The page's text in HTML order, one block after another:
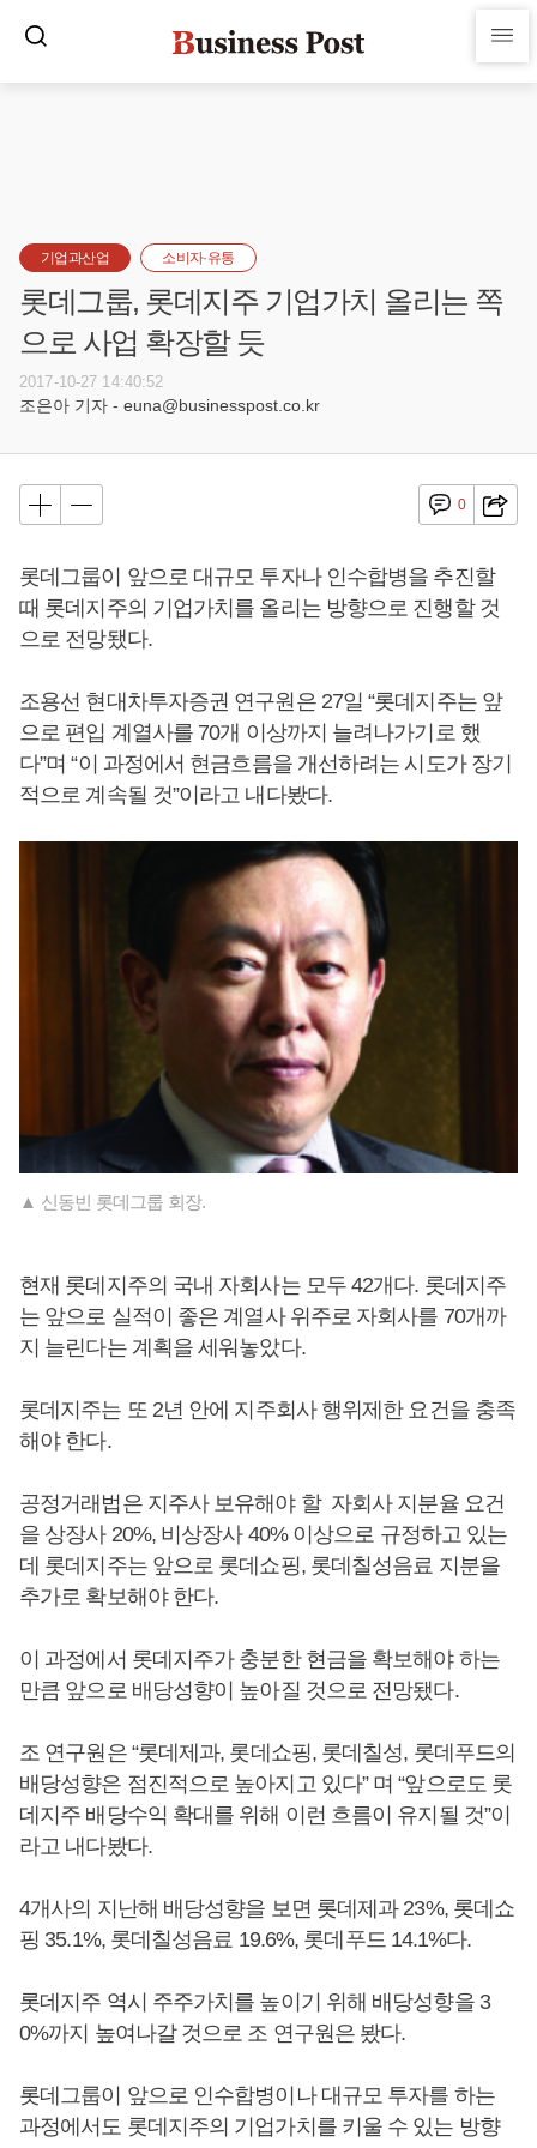
기업과산업 소비자·유통
롯데그룹, 롯데지주 기업가치 올리는 쪽
으로 사업 확장할 듯
2017-10-27 14:40:52
조은아 기자 - euna@businesspost.co.kr
0
롯데그룹이 앞으로 대규모 투자나 인수합병을 추진할
때 롯데지주의 기업가치를 올리는 방향으로 진행할 것
으로 전망됐다.
조용선 현대차투자증권 연구원은 27일 “롯데지주는 앞
으로 편입 계열사를 70개 이상까지 늘려나가기로 했
다”며 “이 과정에서 현금흐름을 개선하려는 시도가 장기
적으로 계속될 것”이라고 내다봤다.
▲ 신동빈 롯데그룹 회장.
현재 롯데지주의 국내 자회사는 모두 42개다. 롯데지주
는 앞으로 실적이 좋은 계열사 위주로 자회사를 70개까
지 늘린다는 계획을 세워놓았다.
롯데지주는 또 2년 안에 지주회사 행위제한 요건을 충족
해야 한다.
공정거래법은 지주사 보유해야 할 자회사 지분율 요건
을 상장사 20%, 비상장사 40% 이상으로 규정하고 있는
데 롯데지주는 앞으로 롯데쇼핑, 롯데칠성음료 지분을
추가로 확보해야 한다.
이 과정에서 롯데지주가 충분한 현금을 확보해야 하는
만큼 앞으로 배당성향이 높아질 것으로 전망됐다.
조 연구원은 “롯데제과, 롯데쇼핑, 롯데칠성, 롯데푸드의
배당성향은 점진적으로 높아지고 있다” 며 “앞으로도 롯
데지주 배당수익 확대를 위해 이런 흐름이 유지될 것”이
라고 내다봤다.
4개사의 지난해 배당성향을 보면 롯데제과 23%, 롯데쇼
핑 35.1%, 롯데칠성음료 19.6%, 롯데푸드 14.1%다.
롯데지주 역시 주주가치를 높이기 위해 배당성향을 3
0%까지 높여나갈 것으로 조 연구원은 봤다.
롯데그룹이 앞으로 인수합병이나 대규모 투자를 하는
과정에서도 롯데지주의 기업가치를 키울 수 있는 방향